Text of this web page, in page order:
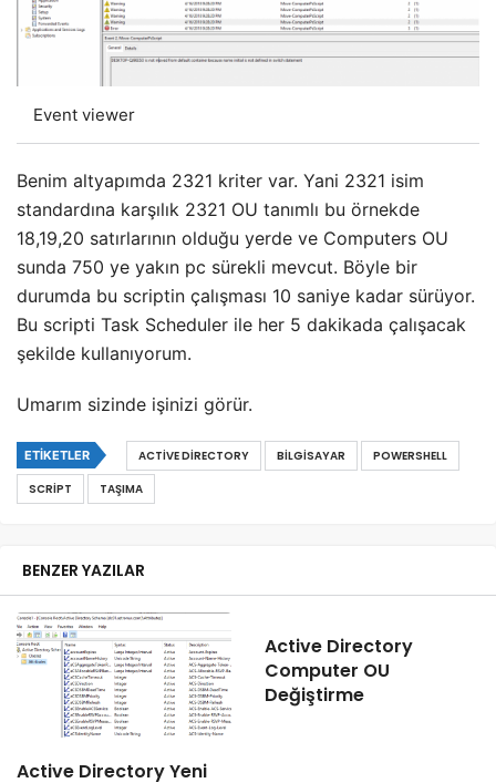
Event viewer
Benim altyapımda 2321 kriter var. Yani 2321 isim
standardına karşılık 2321 OU tanımlı bu örnekde
18,19,20 satırlarının olduğu yerde ve Computers OU
sunda 750 ye yakın pc sürekli mevcut. Böyle bir
durumda bu scriptin çalışması 10 saniye kadar sürüyor.
Bu scripti Task Scheduler ile her 5 dakikada çalışacak
şekilde kullanıyorum.
Umarım sizinde işinizi görür.
ETIKETLER ACTIVE DIRECTORY BILGISAYAR
POWERSHELL
SCRIPT
TAŞIMA
BENZER YAZILAR
Active Directory Yeni
Active Directory
Computer OU
Değiştirme